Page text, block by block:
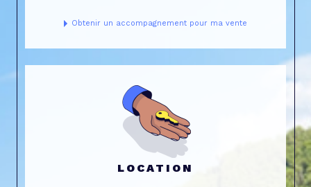
Obtenir un accompagnement pour ma vente
LOCATION